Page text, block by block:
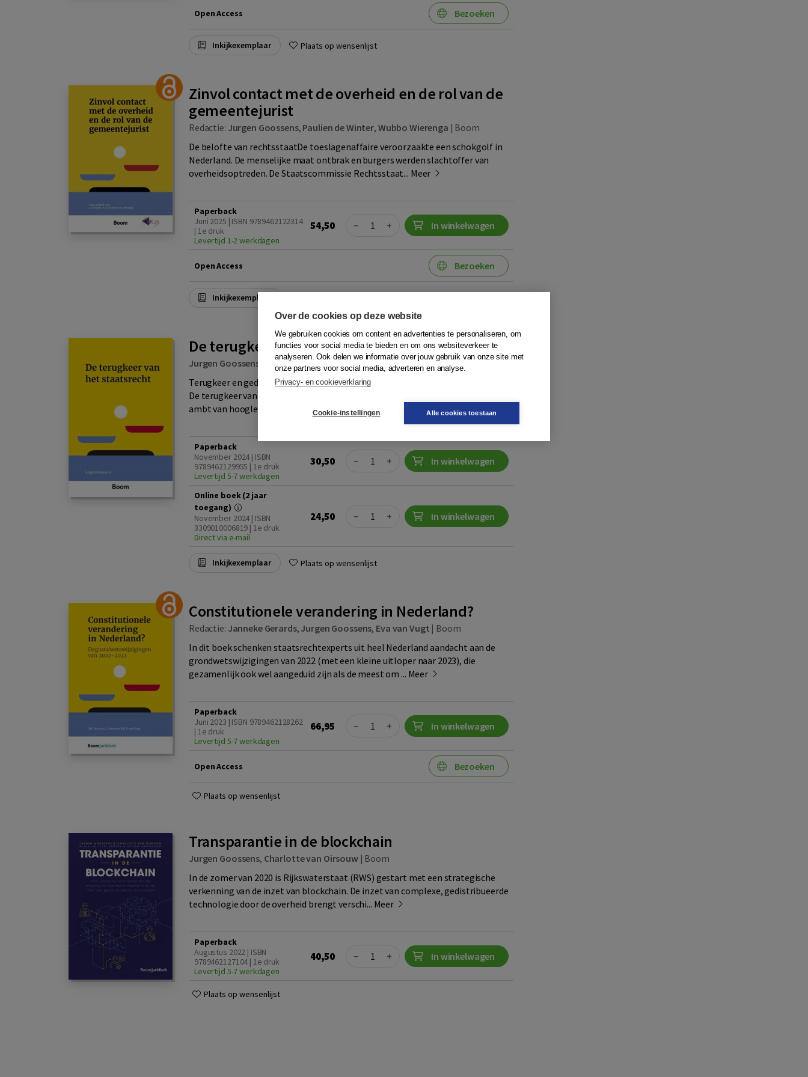
Open Access Bezoeken
Inkijkexemplaar Plaats op wensenlijst
Zinvol contact met de overheid en de rol van de
gemeentejurist
Redactie: Jurgen Goossens, Paulien de Winter, Wubbo Wierenga | Boom
De belofte van rechtsstaatDe toeslagenaffaire veroorzaakte een schokgolf in
Nederland. De menselijke maat ontbrak en burgers werden slachtoffer van
overheidsoptreden. De Staatscommissie Rechtsstaat... Meer
Paperback
Juni 2025 | ISBN 9789462122314
| 1e druk
Levertijd 1-2 werkdagen
54,50 Quantity
− + In winkelwagen
Open Access Bezoeken
Inkijkexemplaar
De terugkeer van het staatsrecht
Jurgen Goossens
Boom
Terugkeer en gedaanteverandering van het staatsrechtMet de inaugurale rede
De terugkeer van het staatsrecht aanvaardde prof. mr. dr. Jurgen Goossens het
ambt van hoogleraar staatsrecht aan de Unive...
Paperback
November 2024 | ISBN
9789462129955 | 1e druk
Levertijd 5-7 werkdagen
30,50 Quantity
− + In winkelwagen
Online boek (2 jaar
toegang)
November 2024 | ISBN
3309010006819 | 1e druk
Direct via e-mail
24,50 Quantity
− + In winkelwagen
Inkijkexemplaar Plaats op wensenlijst
Constitutionele verandering in Nederland?
Redactie: Janneke Gerards, Jurgen Goossens, Eva van Vugt | Boom
In dit boek schenken staatsrechtexperts uit heel Nederland aandacht aan de
grondwetswijzigingen van 2022 (met een kleine uitloper naar 2023), die
gezamenlijk ook wel aangeduid zijn als de meest om ... Meer
Paperback
Juni 2023 | ISBN 9789462128262
| 1e druk
Levertijd 5-7 werkdagen
66,95 Quantity
− + In winkelwagen
Open Access Bezoeken
Plaats op wensenlijst
Transparantie in de blockchain
Jurgen Goossens, Charlotte van Oirsouw| Boom
In de zomer van 2020 is Rijkswaterstaat (RWS) gestart met een strategische
verkenning van de inzet van blockchain. De inzet van complexe, gedistribueerde
technologie door de overheid brengt verschi... Meer
Paperback
Augustus 2022 | ISBN
9789462127104 | 1e druk
Levertijd 5-7 werkdagen
40,50 Quantity
− + In winkelwagen
Plaats op wensenlijst
Over de cookies op deze website
We gebruiken cookies om content en advertenties te personaliseren, om
functies voor social media te bieden en om ons websiteverkeer te
analyseren. Ook delen we informatie over jouw gebruik van onze site met
onze partners voor social media, adverteren en analyse.
Privacy- en cookieverklaring
Cookie-instellingen Alle cookies toestaan